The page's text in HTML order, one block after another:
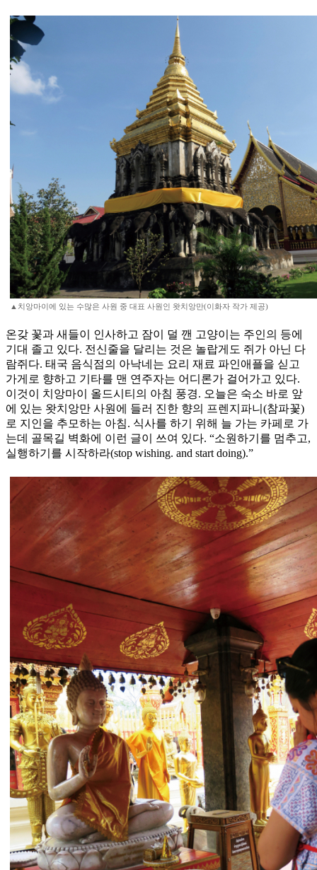
▲치앙마이에 있는 수많은 사원 중 대표 사원인 왓치앙만(이화자 작가 제공)
온갖 꽃과 새들이 인사하고 잠이 덜 깬 고양이는 주인의 등에
기대 졸고 있다. 전신줄을 달리는 것은 놀랍게도 쥐가 아닌 다
람쥐다. 태국 음식점의 아낙네는 요리 재료 파인애플을 싣고
가게로 향하고 기타를 맨 연주자는 어디론가 걸어가고 있다.
이것이 치앙마이 올드시티의 아침 풍경. 오늘은 숙소 바로 앞
에 있는 왓치앙만 사원에 들러 진한 향의 프렌지파니(참파꽃)
로 지인을 추모하는 아침. 식사를 하기 위해 늘 가는 카페로 가
는데 골목길 벽화에 이런 글이 쓰여 있다. “소원하기를 멈추고,
실행하기를 시작하라(stop wishing. and start doing).”